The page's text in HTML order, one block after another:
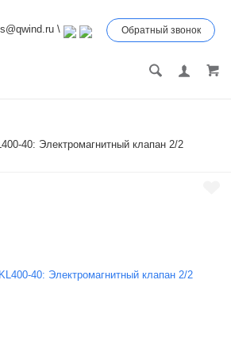
\ Обратный звонок
40: Электромагнитный клапан 2/2